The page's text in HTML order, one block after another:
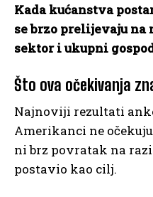
Kada kućanstva
se brzo prelijevaju na
sektor i ukupni
Što ova očekivanja
Najnoviji rezultati
Amerikanci ne
ni brz povratak na
postavio kao cilj.